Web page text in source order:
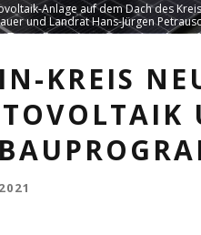
Anlage auf dem Dach des
und Landrat Hans-Jürgen
KREIS